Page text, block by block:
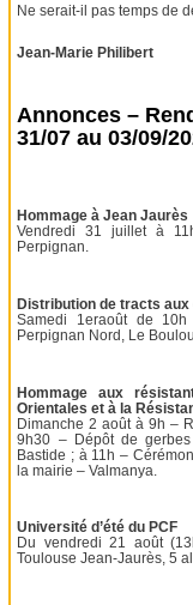
Ne serait-il pas temps de
Jean-Marie Philibert
Annonces –
31/07 au 03/09/
Hommage à Jean Jaurès
Vendredi 31 juillet à
Perpignan.
Distribution de tracts
Samedi 1eraoût de
Perpignan Nord, Le
Hommage aux
Orientales et à la
Dimanche 2 août à 9h –
9h30 – Dépôt de
Bastide ; à 11h –
la mairie – Valmanya.
Université d’été du PCF
Du vendredi 21 août
Toulouse Jean-Jaurès, 5